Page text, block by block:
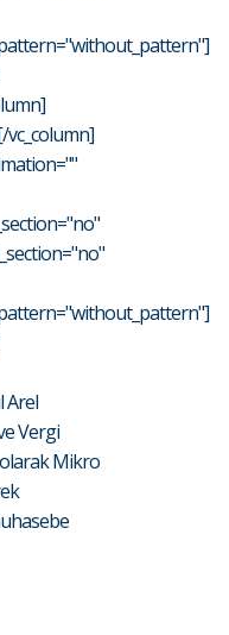
vc_column]
Arel
Vergi
Mikro